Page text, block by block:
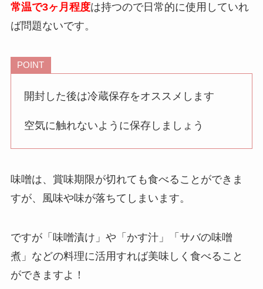
常温で3ヶ月程度は持つので日常的に使用していれ
ば問題ないです。
POINT
開封した後は冷蔵保存をオススメします
空気に触れないように保存しましょう
味噌は、賞味期限が切れても食べることができま
すが、風味や味が落ちてしまいます。
ですが「味噌漬け」や「かす汁」「サバの味噌
煮」などの料理に活用すれば美味しく食べること
ができますよ！